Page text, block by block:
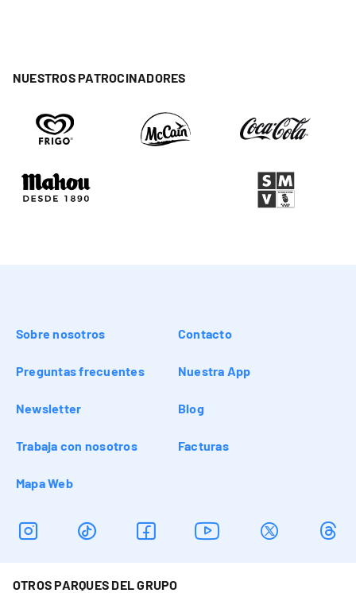
NUESTROS PATROCINADORES
Sobre nosotros Contacto
Preguntas frecuentes Nuestra App
Newsletter Blog
Trabaja con nosotros Facturas
Mapa Web
OTROS PARQUES DEL GRUPO